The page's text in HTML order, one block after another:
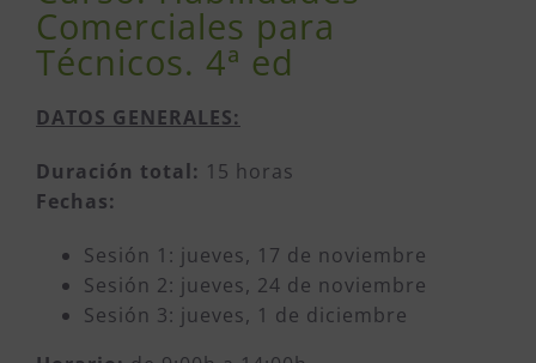
Comerciales para
Técnicos. 4ª ed
DATOS GENERALES:
Duración total: 15 horas
Fechas:
Sesión 1: jueves, 17 de noviembre
Sesión 2: jueves, 24 de noviembre
Sesión 3: jueves, 1 de diciembre